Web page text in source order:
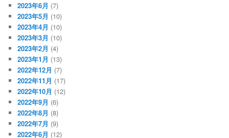
2023年6月 (7)
2023年5月 (10)
2023年4月 (10)
2023年3月 (10)
2023年2月 (4)
2023年1月 (13)
2022年12月 (7)
2022年11月 (17)
2022年10月 (12)
2022年9月 (6)
2022年8月 (8)
2022年7月 (9)
2022年6月 (12)